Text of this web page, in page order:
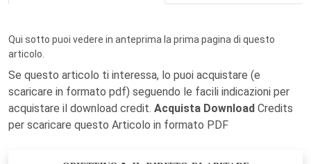
Qui sotto puoi vedere in anteprima la prima pagina di questo
articolo.
Se questo articolo ti interessa, lo puoi acquistare (e
scaricare in formato pdf) seguendo le facili indicazioni per
acquistare il download credit. Acquista Download Credits
per scaricare questo Articolo in formato PDF